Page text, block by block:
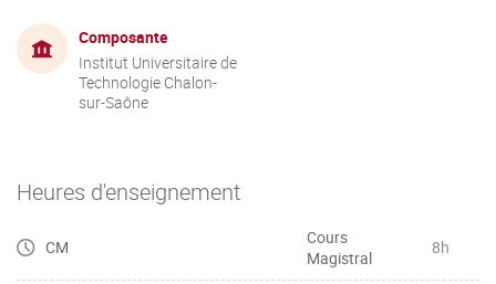
Composante
Institut Universitaire de
Technologie Chalon-
sur-Saône
Heures d'enseignement
CM
Cours
Magistral
8h